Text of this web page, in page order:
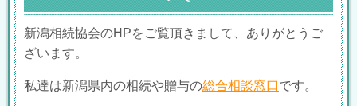
新潟相続協会のHPをご覧頂きまして、ありがとうご
ざいます。
私達は新潟県内の相続や贈与の総合相談窓口です。